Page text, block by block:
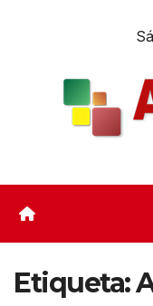
Etiqueta: